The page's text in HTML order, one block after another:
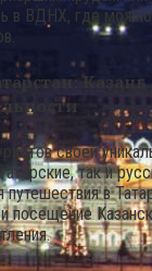
в ВДНХ, где можно
Казань
своей
так и
в
посещение